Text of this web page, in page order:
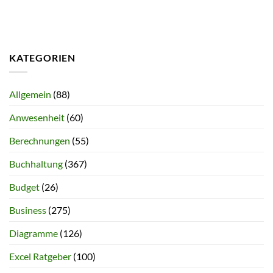
KATEGORIEN
Allgemein (88)
Anwesenheit (60)
Berechnungen (55)
Buchhaltung (367)
Budget (26)
Business (275)
Diagramme (126)
Excel Ratgeber (100)